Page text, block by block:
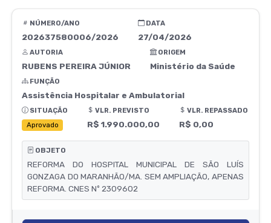
NÚMERO/ANO
202637580006/2026
DATA
27/04/2026
AUTORIA
RUBENS PEREIRA JÚNIOR
ORIGEM
Ministério da Saúde
FUNÇÃO
Assistência Hospitalar e Ambulatorial
SITUAÇÃO
Aprovado
VLR. PREVISTO
R$ 1.990.000,00
VLR. REPASSADO
R$ 0,00
OBJETO
REFORMA DO HOSPITAL MUNICIPAL DE SÃO LUÍS
GONZAGA DO MARANHÃO/MA. SEM AMPLIAÇÃO, APENAS
REFORMA. CNES Nº 2309602